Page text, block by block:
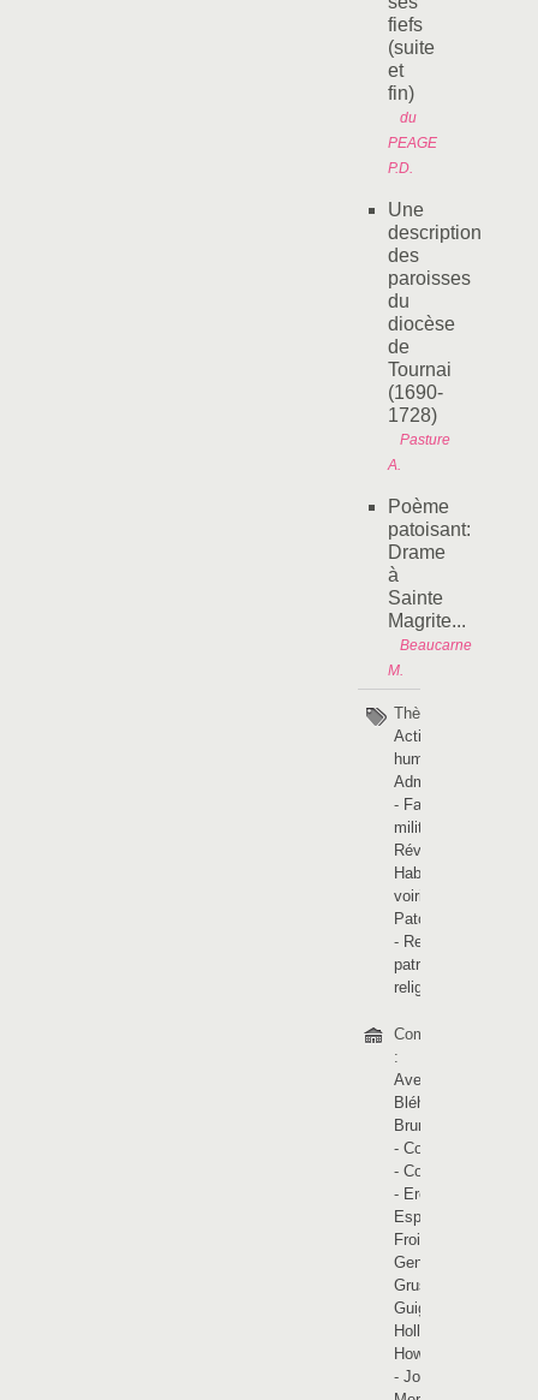
fiefs
(suite
et
fin)
du
PEAGE
P.D.
Une
description
des
paroisses
du
diocèse
de
Tournai
(1690-
1728)
Pasture
A.
Poème
patoisant:
Drame
à
Sainte
Magrite...
Beaucarne
M.
Thèmes :
Activités
humaines
Administration
- Faits
militaires -
Révolutions
Habitats et
voiries
Patois picard
- Religions et
patrimoine
religieux
Communes
:
Avelin
Bléharies
Brunehaut
- Cobrieux
- Coutiches
- Ere
Esplechin
Froidmont
Genech
Gruson
Guignies
Hollain
Howardries
- Jollain-